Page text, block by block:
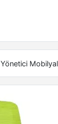
Yönetici